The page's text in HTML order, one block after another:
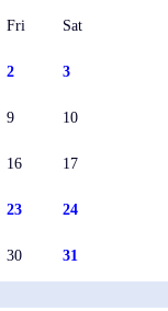
Fri Sat
2 3
9 10
16 17
23 24
30 31